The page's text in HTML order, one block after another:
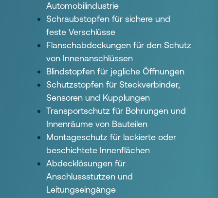
Automobilindustrie
Schraubstopfen für sichere und
feste Verschlüsse
Flanschabdeckungen für den Schutz
von Innenanschlüssen
Blindstopfen für jegliche Öffnungen
Schutzstopfen für Steckverbinder,
Sensoren und Kupplungen
Transportschutz für Bohrungen und
Innenräume von Bauteilen
Montageschutz für lackierte oder
beschichtete Innenflächen
Abdecklösungen für
Anschlussstutzen und
Leitungseingänge